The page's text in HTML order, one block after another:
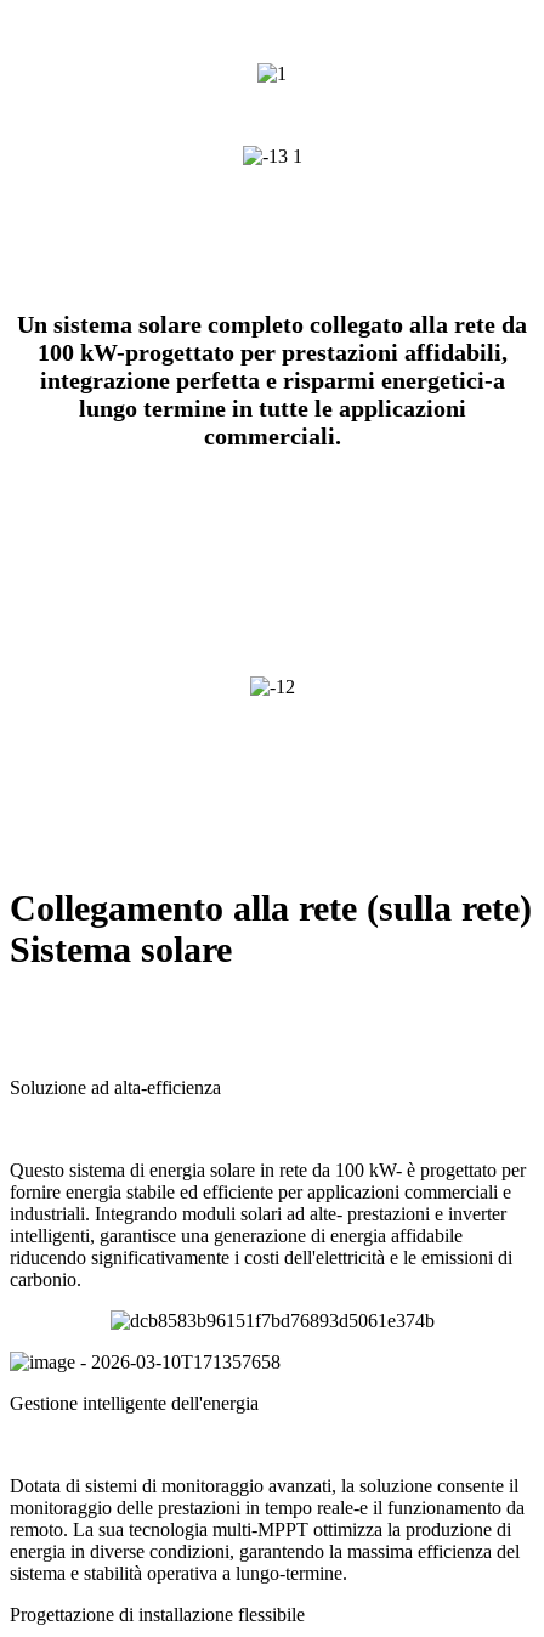
Un sistema solare completo collegato alla rete da
100 kW-progettato per prestazioni affidabili,
integrazione perfetta e risparmi energetici-a
lungo termine in tutte le applicazioni
commerciali.
Collegamento alla rete (sulla rete)
Sistema solare
Soluzione ad alta-efficienza
Questo sistema di energia solare in rete da 100 kW- è progettato per
fornire energia stabile ed efficiente per applicazioni commerciali e
industriali. Integrando moduli solari ad alte- prestazioni e inverter
intelligenti, garantisce una generazione di energia affidabile
riducendo significativamente i costi dell'elettricità e le emissioni di
carbonio.
Gestione intelligente dell'energia
Dotata di sistemi di monitoraggio avanzati, la soluzione consente il
monitoraggio delle prestazioni in tempo reale-e il funzionamento da
remoto. La sua tecnologia multi-MPPT ottimizza la produzione di
energia in diverse condizioni, garantendo la massima efficienza del
sistema e stabilità operativa a lungo-termine.
Progettazione di installazione flessibile